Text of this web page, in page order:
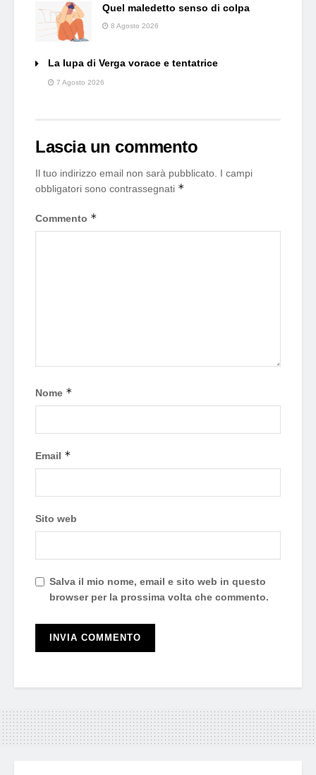
Quel maledetto senso di colpa
8 Agosto 2026
La lupa di Verga vorace e tentatrice
7 Agosto 2026
Lascia un commento
Il tuo indirizzo email non sarà pubblicato. I campi
obbligatori sono contrassegnati *
Commento *
Nome *
Email *
Sito web
Salva il mio nome, email e sito web in questo
browser per la prossima volta che commento.